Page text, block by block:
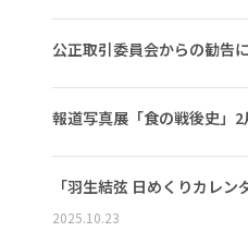
公正取引委員会からの勧告
報道写真展「食の戦後史」
「羽生結弦 日めくりカレ
2025.10.23